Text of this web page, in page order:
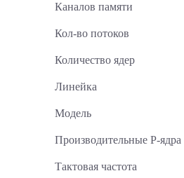
Каналов памяти
Кол-во потоков
Количество ядер
Линейка
Модель
Производительные Р-ядра
Тактовая частота